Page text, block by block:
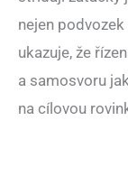
nejen
ukazuje, že
a samosvoru
na cílovou